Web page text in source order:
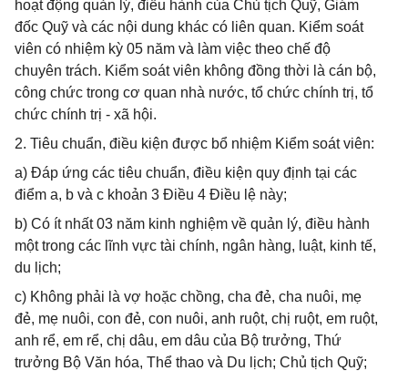
hoạt động quản lý, điều hành của Chủ tịch Quỹ, Giám
đốc Quỹ và các nội dung khác có liên quan. Kiểm soát
viên có nhiệm kỳ 05 năm và làm việc theo chế độ
chuyên trách. Kiểm soát viên không đồng thời là cán bộ,
công chức trong cơ quan nhà nước, tổ chức chính trị, tổ
chức chính trị - xã hội.
2. Tiêu chuẩn, điều kiện được bổ nhiệm Kiểm soát viên:
a) Đáp ứng các tiêu chuẩn, điều kiện quy định tại các
điểm a, b và c khoản 3 Điều 4 Điều lệ này;
b) Có ít nhất 03 năm kinh nghiệm về quản lý, điều hành
một trong các lĩnh vực tài chính, ngân hàng, luật, kinh tế,
du lịch;
c) Không phải là vợ hoặc chồng, cha đẻ, cha nuôi, mẹ
đẻ, mẹ nuôi, con đẻ, con nuôi, anh ruột, chị ruột, em ruột,
anh rể, em rể, chị dâu, em dâu của Bộ trưởng, Thứ
trưởng Bộ Văn hóa, Thể thao và Du lịch; Chủ tịch Quỹ;